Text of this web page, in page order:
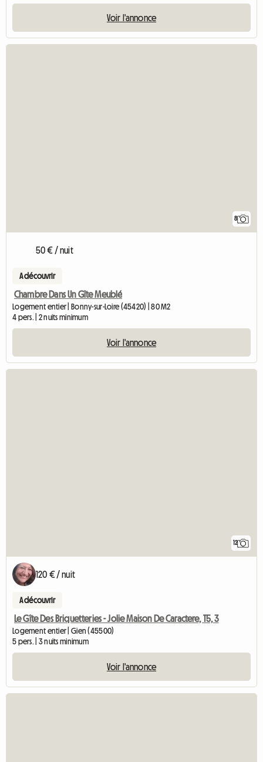
Voir l'annonce
8
50 € / nuit
A découvrir
Chambre Dans Un Gîte Meublé
Logement entier | Bonny-sur-Loire (45420) | 80 M2
4 pers. | 2 nuits minimum
Voir l'annonce
12
120 € / nuit
A découvrir
Le Gîte Des Briquetteries - Jolie Maison De Caractere, T5, 3
Logement entier | Gien (45500)
5 pers. | 3 nuits minimum
Voir l'annonce